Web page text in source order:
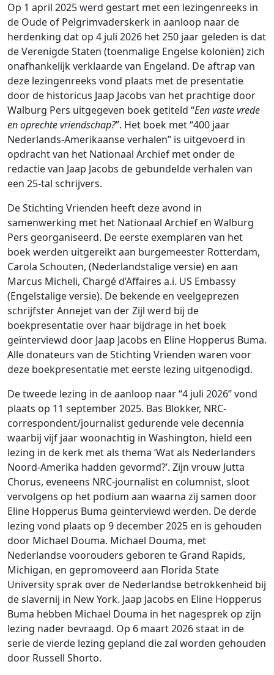
Op 1 april 2025 werd gestart met een lezingenreeks in
de Oude of Pelgrimvaderskerk in aanloop naar de
herdenking dat op 4 juli 2026 het 250 jaar geleden is dat
de Verenigde Staten (toenmalige Engelse koloniën) zich
onafhankelijk verklaarde van Engeland. De aftrap van
deze lezingenreeks vond plaats met de presentatie
door de historicus Jaap Jacobs van het prachtige door
Walburg Pers uitgegeven boek getiteld “Een vaste vrede
en oprechte vriendschap?”. Het boek met “400 jaar
Nederlands-Amerikaanse verhalen” is uitgevoerd in
opdracht van het Nationaal Archief met onder de
redactie van Jaap Jacobs de gebundelde verhalen van
een 25-tal schrijvers.
De Stichting Vrienden heeft deze avond in
samenwerking met het Nationaal Archief en Walburg
Pers georganiseerd. De eerste exemplaren van het
boek werden uitgereikt aan burgemeester Rotterdam,
Carola Schouten, (Nederlandstalige versie) en aan
Marcus Micheli, Chargé d’Affaires a.i. US Embassy
(Engelstalige versie). De bekende en veelgeprezen
schrijfster Annejet van der Zijl werd bij de
boekpresentatie over haar bijdrage in het boek
geïnterviewd door Jaap Jacobs en Eline Hopperus Buma.
Alle donateurs van de Stichting Vrienden waren voor
deze boekpresentatie met eerste lezing uitgenodigd.
De tweede lezing in de aanloop naar “4 juli 2026” vond
plaats op 11 september 2025. Bas Blokker, NRC-
correspondent/journalist gedurende vele decennia
waarbij vijf jaar woonachtig in Washington, hield een
lezing in de kerk met als thema ‘Wat als Nederlanders
Noord-Amerika hadden gevormd?’. Zijn vrouw Jutta
Chorus, eveneens NRC-journalist en columnist, sloot
vervolgens op het podium aan waarna zij samen door
Eline Hopperus Buma geïnterviewd werden. De derde
lezing vond plaats op 9 december 2025 en is gehouden
door Michael Douma. Michael Douma, met
Nederlandse voorouders geboren te Grand Rapids,
Michigan, en gepromoveerd aan Florida State
University sprak over de Nederlandse betrokkenheid bij
de slavernij in New York. Jaap Jacobs en Eline Hopperus
Buma hebben Michael Douma in het nagesprek op zijn
lezing nader bevraagd. Op 6 maart 2026 staat in de
serie de vierde lezing gepland die zal worden gehouden
door Russell Shorto.